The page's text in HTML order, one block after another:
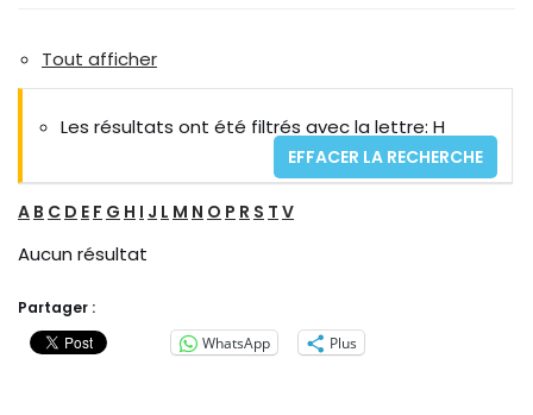
Tout afficher
Les résultats ont été filtrés avec la lettre: H
EFFACER LA RECHERCHE
A B C D E F G H I J L M N O P R S T V
Aucun résultat
Partager :
WhatsApp
Plus